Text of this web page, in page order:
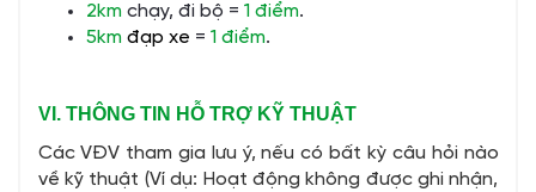
2km chạy, đi bộ = 1 điểm.
5km đạp xe = 1 điểm.
VI. THÔNG TIN HỖ TRỢ KỸ THUẬT
Các VĐV tham gia lưu ý, nếu có bất kỳ câu hỏi nào
về kỹ thuật (Ví dụ: Hoạt động không được ghi nhận,